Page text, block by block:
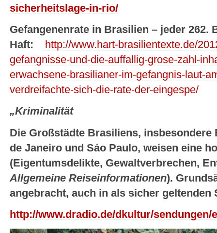
sicherheitslage-in-rio/
Gefangenenrate in Brasilien – jeder 262.
Haft:
http://www.hart-brasilientexte.de/
gefangnisse-und-die-auffallig-grose-zahl-
erwachsene-brasilianer-im-gefangnis-laut-
verdreifachte-sich-die-rate-der-eingespe/
„Kriminalität
Die Großstädte Brasiliens, insbesondere
de Janeiro und Sáo Paulo, weisen eine
(Eigentumsdelikte, Gewaltverbrechen,
Allgemeine Reiseinformationen).
angebracht, auch in als sicher geltenden
http://www.dradio.de/dkultur/sendungen/